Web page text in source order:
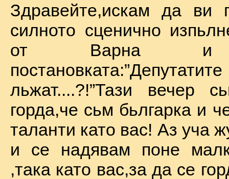
Здравейте,искам да ви
силното сценично
от Варна и
льжат....?!”Тази вечер
горда,че сьм бьлгарка и
таланти като вас! Аз уча
и се надявам поне
,така като вас,за да се